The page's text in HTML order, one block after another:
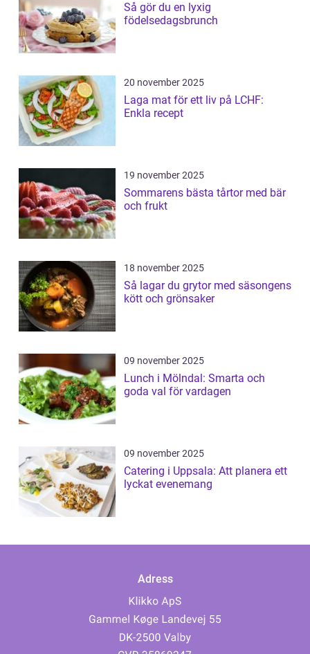
Så gör du en lyxig
födelsedagsbrunch
20 november 2025
Laga mat för ett liv på LCHF:
Enkla recept
19 november 2025
Sommarens bästa tårtor med bär
och frukt
18 november 2025
Så lagar du grytor med säsongens
kött och grönsaker
09 november 2025
Lunch i Mölndal: Smarta och
goda val för vardagen
09 november 2025
Catering i Uppsala: Att planera ett
lyckat evenemang
Adress